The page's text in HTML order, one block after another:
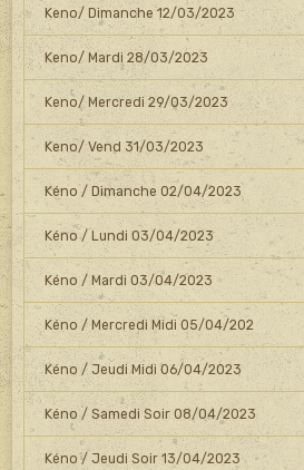
Keno/ Dimanche 12/03/2023
Keno/ Mardi 28/03/2023
Keno/ Mercredi 29/03/2023
Keno/ Vend 31/03/2023
Kéno / Dimanche 02/04/2023
Kéno / Lundi 03/04/2023
Kéno / Mardi 03/04/2023
Kéno / Mercredi Midi 05/04/202
Kéno / Jeudi Midi 06/04/2023
Kéno / Samedi Soir 08/04/2023
Kéno / Jeudi Soir 13/04/2023